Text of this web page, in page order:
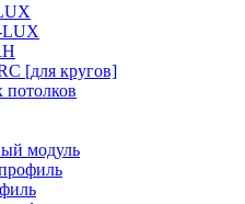
LUX
[для кругов]
модуль